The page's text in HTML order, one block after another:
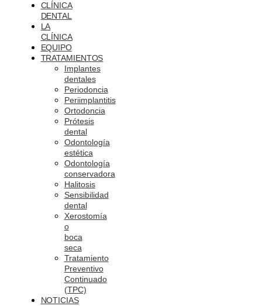
CLÍNICA
DENTAL
LA
CLÍNICA
EQUIPO
TRATAMIENTOS
Implantes
dentales
Periodoncia
Periimplantitis
Ortodoncia
Prótesis
dental
Odontología
estética
Odontología
conservadora
Halitosis
Sensibilidad
dental
Xerostomía
o
boca
seca
Tratamiento
Preventivo
Continuado
(TPC)
NOTICIAS